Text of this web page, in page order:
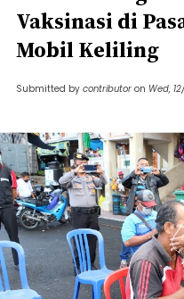
Vaksinasi di
Mobil Keliling
Submitted by contributor on Wed,